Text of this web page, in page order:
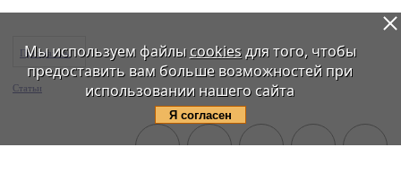
Программы
Статьи
Мы используем файлы cookiesдля того, чтобы
предоставить вам больше возможностей при
использовании нашего сайта